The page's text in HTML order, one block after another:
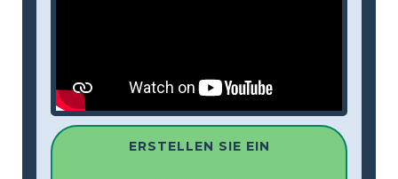
ERSTELLEN SIE EIN